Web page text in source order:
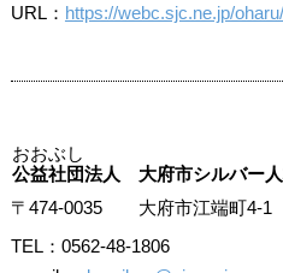
URL： https://webc.sjc.ne.jp/oharu/
おおぶし
公益社団法人 大府市シルバー
〒474-0035 大府市江端町4-
TEL：0562-48-1806